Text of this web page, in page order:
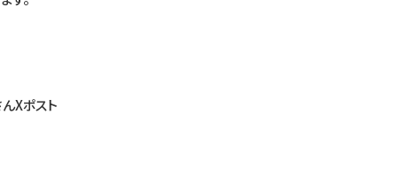
Xポスト